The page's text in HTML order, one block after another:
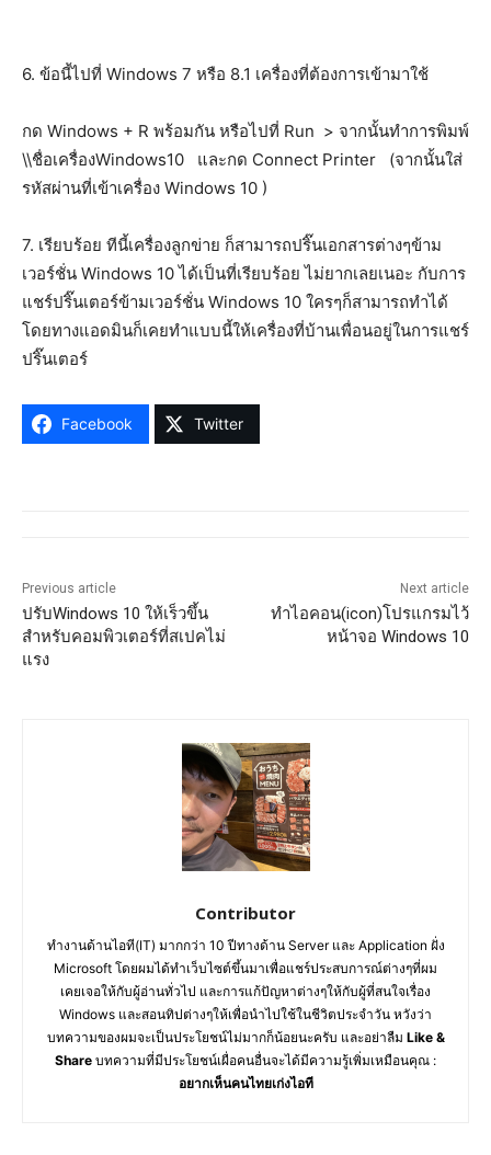
6. ข้อนี้ไปที่ Windows 7 หรือ 8.1 เครื่องที่ต้องการเข้ามาใช้
กด Windows + R พร้อมกัน หรือไปที่ Run > จากนั้นทำการพิมพ์
\\ชื่อเครื่องWindows10 และกด Connect Printer (จากนั้นใส่
รหัสผ่านที่เข้าเครื่อง Windows 10 )
7. เรียบร้อย ทีนี้เครื่องลูกข่าย ก็สามารถปริ๊นเอกสารต่างๆข้าม
เวอร์ชั่น Windows 10 ได้เป็นที่เรียบร้อย ไม่ยากเลยเนอะ กับการ
แชร์ปริ๊นเตอร์ข้ามเวอร์ชั่น Windows 10 ใครๆก็สามารถทำได้
โดยทางแอดมินก็เคยทำแบบนี้ให้เครื่องที่บ้านเพื่อนอยู่ในการแชร์
ปริ๊นเตอร์
Facebook Twitter
Previous article
ปรับWindows 10 ให้เร็วขึ้น
สำหรับคอมพิวเตอร์ที่สเปคไม่
แรง
Next article
ทำไอคอน(icon)โปรแกรมไว้
หน้าจอ Windows 10
Contributor
ทำงานด้านไอที(IT) มากกว่า 10 ปีทางด้าน Server และ Application ฝั่ง
Microsoft โดยผมได้ทำเว็บไซต์ขึ้นมาเพื่อแชร์ประสบการณ์ต่างๆที่ผม
เคยเจอให้กับผู้อ่านทั่วไป และการแก้ปัญหาต่างๆให้กับผู้ที่สนใจเรื่อง
Windows และสอนทิปต่างๆให้เพื่อนำไปใช้ในชีวิตประจำวัน หวังว่า
บทความของผมจะเป็นประโยชน์ไม่มากก็น้อยนะครับ และอย่าลืม Like &
Share บทความที่มีประโยชน์เผื่อคนอื่นจะได้มีความรู้เพิ่มเหมือนคุณ :
อยากเห็นคนไทยเก่งไอที